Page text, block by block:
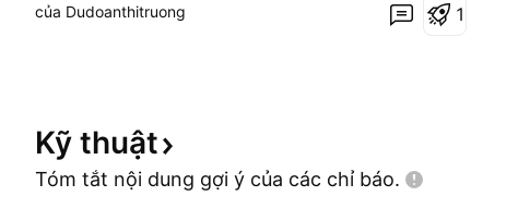
của Dudoanthitruong 1
Kỹ thuật
Tóm tắt nội dung gợi ý của các chỉ báo.